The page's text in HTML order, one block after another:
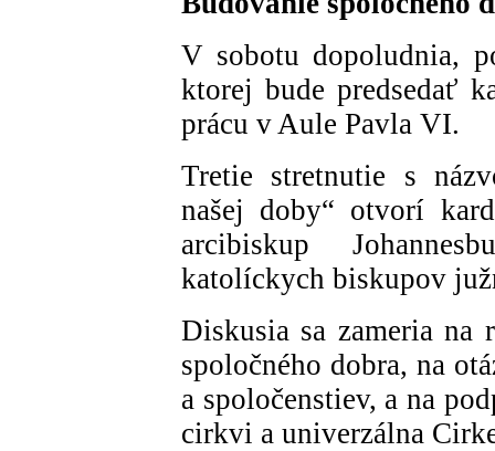
V sobotu dopoludnia,
ktorej bude predsedať
prácu v Aule Pavla VI.
Tretie stretnutie s
našej doby“ otvorí
arcibiskup
katolíckych biskupov
Diskusia sa zameria na
spoločného dobra, na
a spoločenstiev, a na
cirkvi a univerzálna